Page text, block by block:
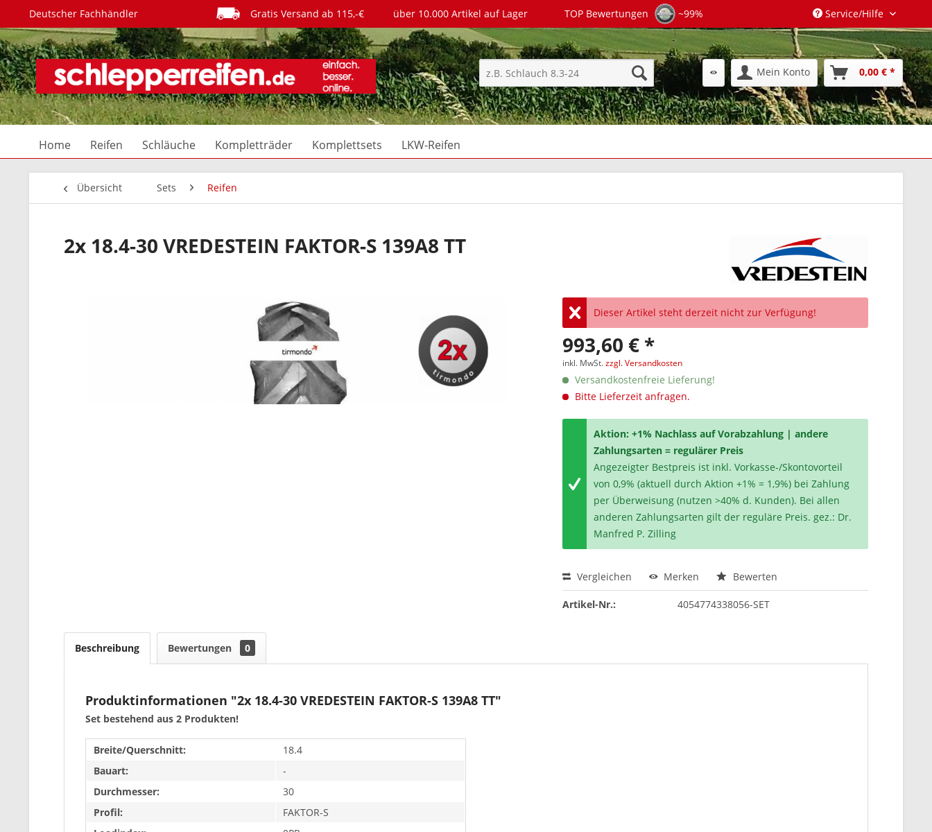
Deutscher Fachhändler Gratis Versand ab 115,-€ über 10.000 Artikel auf Lager TOP Bewertungen ~99% Service/Hilfe
Mein Konto 0,00 € *
Home Reifen Schläuche Kompletträder Komplettsets LKW-Reifen
Übersicht Sets Reifen
2x 18.4-30 VREDESTEIN FAKTOR-S 139A8 TT
Dieser Artikel steht derzeit nicht zur Verfügung!
993,60 € *
inkl. MwSt.zzgl. Versandkosten
Versandkostenfreie Lieferung!
Bitte Lieferzeit anfragen.
Aktion: +1% Nachlass auf Vorabzahlung | andere
Zahlungsarten = regulärer Preis
Angezeigter Bestpreis ist inkl. Vorkasse-/Skontovorteil
von 0,9% (aktuell durch Aktion +1% = 1,9%) bei Zahlung
per Überweisung (nutzen >40% d. Kunden). Bei allen
anderen Zahlungsarten gilt der reguläre Preis. gez.: Dr.
Manfred P. Zilling
Vergleichen Merken Bewerten
Artikel-Nr.: 4054774338056-SET
Beschreibung Bewertungen 0
Produktinformationen "2x 18.4-30 VREDESTEIN FAKTOR-S 139A8 TT"
Set bestehend aus 2 Produkten!
Breite/Querschnitt:
18.4
Bauart:
-
Durchmesser:
30
Profil:
FAKTOR-S